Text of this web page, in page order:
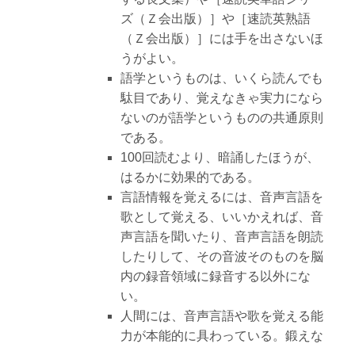
ズ（Ｚ会出版）］や［速読英熟語
（Ｚ会出版）］には手を出さないほ
うがよい。
語学というものは、いくら読んでも
駄目であり、覚えなきゃ実力になら
ないのが語学というものの共通原則
である。
100回読むより、暗誦したほうが、
はるかに効果的である。
言語情報を覚えるには、音声言語を
歌として覚える、いいかえれば、音
声言語を聞いたり、音声言語を朗読
したりして、その音波そのものを脳
内の録音領域に録音する以外にな
い。
人間には、音声言語や歌を覚える能
力が本能的に具わっている。鍛えな